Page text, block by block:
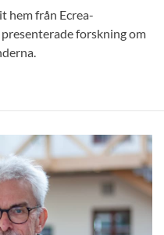
hem från Ecrea-
forskning om